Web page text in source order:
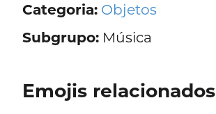
Categoria: Objetos
Subgrupo:Música
Emojis relacionados